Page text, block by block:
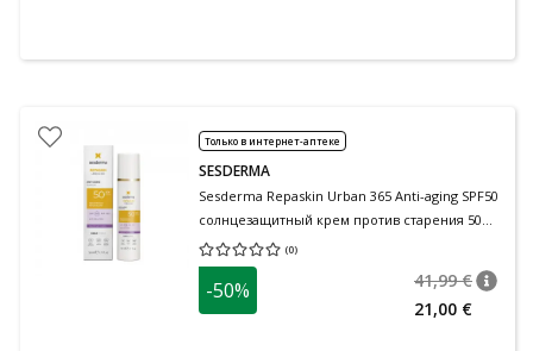
Только в интернет-аптеке
SESDERMA
Sesderma Repaskin Urban 365 Anti-aging SPF50
солнцезащитный крем против старения 50
мл
(0)
Средняя оценка 0.00
-50% 41,99 €
21,00 €